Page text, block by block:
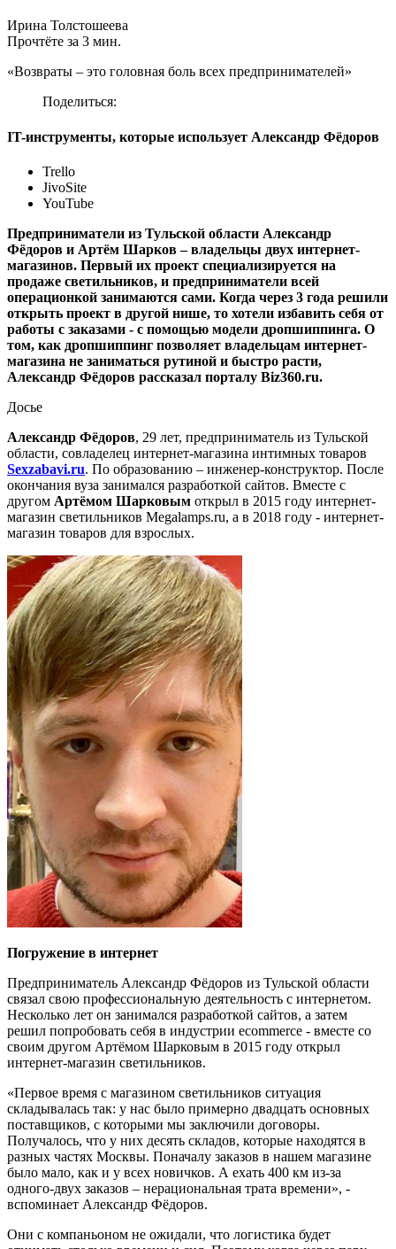
Ирина Толстошеева
Прочтёте за 3 мин.
«Возвраты – это головная боль всех предпринимателей»
Поделиться:
IT-инструменты, которые использует Александр Фёдоров
Trello
JivoSite
YouTube
Предприниматели из Тульской области Александр
Фёдоров и Артём Шарков – владельцы двух интернет-
магазинов. Первый их проект специализируется на
продаже светильников, и предприниматели всей
операционкой занимаются сами. Когда через 3 года решили
открыть проект в другой нише, то хотели избавить себя от
работы с заказами - с помощью модели дропшиппинга. О
том, как дропшиппинг позволяет владельцам интернет-
магазина не заниматься рутиной и быстро расти,
Александр Фёдоров рассказал порталу Biz360.ru.
Досье
Александр Фёдоров, 29 лет, предприниматель из Тульской
области, совладелец интернет-магазина интимных товаров
Sexzabavi.ru. По образованию – инженер-конструктор. После
окончания вуза занимался разработкой сайтов. Вместе с
другом Артёмом Шарковым открыл в 2015 году интернет-
магазин светильников Megalamps.ru, а в 2018 году - интернет-
магазин товаров для взрослых.
Погружение в интернет
Предприниматель Александр Фёдоров из Тульской области
связал свою профессиональную деятельность с интернетом.
Несколько лет он занимался разработкой сайтов, а затем
решил попробовать себя в индустрии ecommerce - вместе со
своим другом Артёмом Шарковым в 2015 году открыл
интернет-магазин светильников.
«Первое время с магазином светильников ситуация
складывалась так: у нас было примерно двадцать основных
поставщиков, с которыми мы заключили договоры.
Получалось, что у них десять складов, которые находятся в
разных частях Москвы. Поначалу заказов в нашем магазине
было мало, как и у всех новичков. А ехать 400 км из-за
одного-двух заказов – нерациональная трата времени», -
вспоминает Александр Фёдоров.
Они с компаньоном не ожидали, что логистика будет